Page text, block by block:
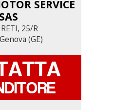
SERVICE
SAS
25/R
(GE)
SERVICE
SAS
25/R
(GE)